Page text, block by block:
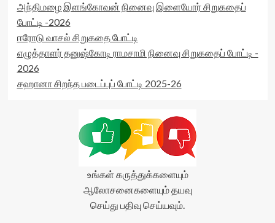
அந்திமழை இளங்கோவன் நினைவு இளையோர் சிறுகதைப்
போட்டி -2026
ஈரோடு வாசல் சிறுகதை போட்டி
எழுத்தாளர் தனுஷ்கோடி ராமசாமி நினைவு சிறுகதைப் போட்டி -
2026
சஹானா சிறந்த படைப்புப் போட்டி 2025-26
உங்கள் கருத்துக்களையும்
ஆலோசனைகளையும் தயவு
செய்து பதிவு செய்யவும்.